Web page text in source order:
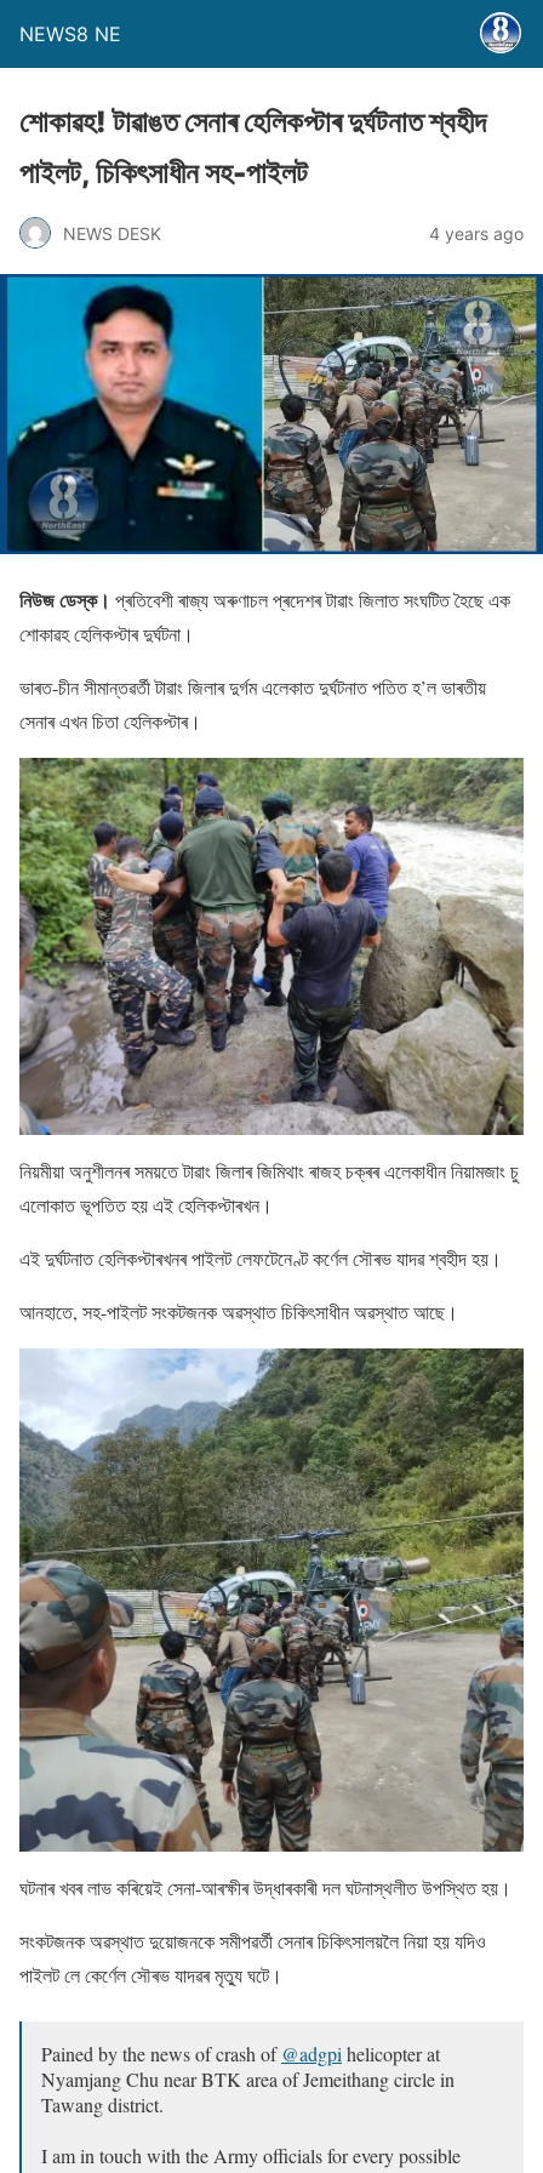
NEWS8 NE
শােকাৱহ! টাৱাঙত সেনাৰ হেলিকপ্টাৰ দুৰ্ঘটনাত শ্বহীদ
পাইলট, চিকিৎসাধীন সহ-পাইলট
NEWS DESK 4 years ago
নিউজ ডেস্ক। প্ৰতিবেশী ৰাজ্য অৰুণাচল প্ৰদেশৰ টাৱাং জিলাত সংঘটিত হৈছে এক
শােকাৱহ হেলিকপ্টাৰ দুৰ্ঘটনা।
ভাৰত-চীন সীমান্তৱৰ্তী টাৱাং জিলাৰ দুৰ্গম এলেকাত দুৰ্ঘটনাত পতিত হ’ল ভাৰতীয়
সেনাৰ এখন চিতা হেলিকপ্টাৰ।
নিয়মীয়া অনুশীলনৰ সময়তে টাৱাং জিলাৰ জিমিথাং ৰাজহ চক্ৰৰ এলেকাধীন নিয়ামজাং চু
এলােকাত ভূপতিত হয় এই হেলিকপ্টাৰখন।
এই দুৰ্ঘটনাত হেলিকপ্টাৰখনৰ পাইলট লেফটেনেণ্ট কৰ্ণেল সৌৰভ যাদৱ শ্বহীদ হয়।
আনহাতে, সহ-পাইলট সংকটজনক অৱস্থাত চিকিৎসাধীন অৱস্থাত আছে।
ঘটনাৰ খবৰ লাভ কৰিয়েই সেনা-আৰক্ষীৰ উদ্ধাৰকাৰী দল ঘটনাস্থলীত উপস্থিত হয়।
সংকটজনক অৱস্থাত দুয়ােজনকে সমীপৱৰ্তী সেনাৰ চিকিৎসালয়লৈ নিয়া হয় যদিও
পাইলট লে কেৰ্ণেল সৌৰভ যাদৱৰ মৃত্যু ঘটে।
Pained by the news of crash of @adgpihelicopter at
Nyamjang Chu near BTK area of Jemeithang circle in
Tawang district.
I am in touch with the Army officials for every possible